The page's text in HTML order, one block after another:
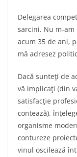
Delegarea
sarcini. Nu m-
acum 35 de ani,
mă adresez
Dacă sunteţi de
vă implicaţi (din
satisfacţie
contează),
organisme
contureze
vinul oscilează